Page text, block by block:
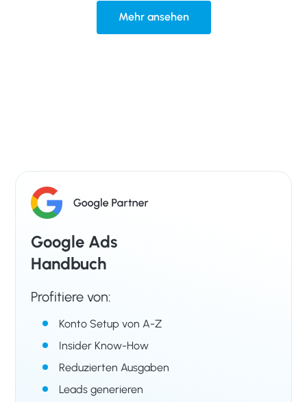
Mehr ansehen
Google Ads
Handbuch
Profitiere von:
Konto Setup von A-Z
Insider Know-How
Reduzierten Ausgaben
Leads generieren